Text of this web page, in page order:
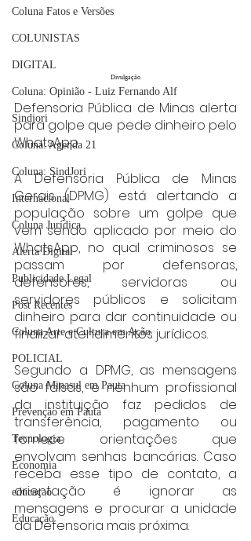
Coluna Fatos e Versões
COLUNISTAS
DIGITAL
Coluna: Opinião - Luiz Fernando Alf
Sindjori
Coluna: Agenda 21
Coluna: SindJori
Internacional
Coluna Jurídica
Alerta Digital
Publicidade Legal
Post Recentes
Coluna Arte e Cultura em Ação
POLICIAL
Coluna Minasul em Pauta
Prevenção em Pauta
Tecnologia
Economia
educaçao
Educação
Divulgação
Defensoria Pública de Minas alerta
para golpe que pede dinheiro pelo
WhatsApp.
A Defensoria Pública de Minas
Gerais (DPMG) está alertando a
população sobre um golpe que
vem sendo aplicado por meio do
WhatsApp, no qual criminosos se
passam por defensoras,
defensores, servidoras ou
servidores públicos e solicitam
dinheiro para dar continuidade ou
finalizar atendimentos jurídicos.
Segundo a DPMG, as mensagens
são falsas, e nenhum profissional
da instituição faz pedidos de
transferência, pagamento ou
fornece orientações que
envolvam senhas bancárias. Caso
receba esse tipo de contato, a
orientação é ignorar as
mensagens e procurar a unidade
da Defensoria mais próxima.